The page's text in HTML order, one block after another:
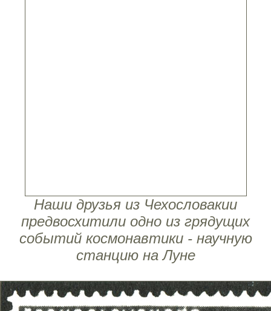
Наши друзья из Чехословакии
предвосхитили одно из грядущих
событий космонавтики - научную
станцию на Луне